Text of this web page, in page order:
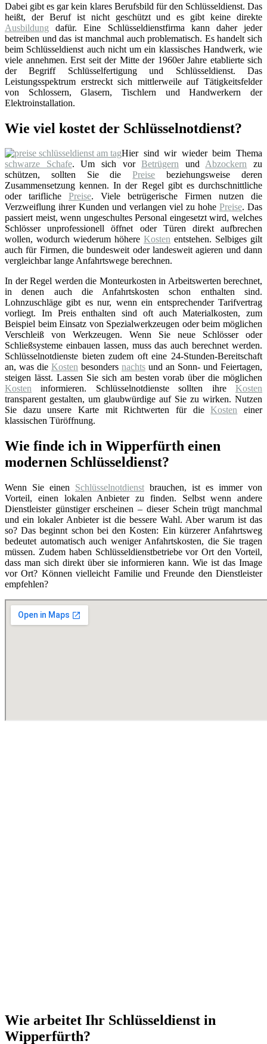
Dabei gibt es gar kein klares Berufsbild für den Schlüsseldienst. Das
heißt, der Beruf ist nicht geschützt und es gibt keine direkte
Ausbildung dafür. Eine Schlüsseldienstfirma kann daher jeder
betreiben und das ist manchmal auch problematisch. Es handelt sich
beim Schlüsseldienst auch nicht um ein klassisches Handwerk, wie
viele annehmen. Erst seit der Mitte der 1960er Jahre etablierte sich
der Begriff Schlüsselfertigung und Schlüsseldienst. Das
Leistungsspektrum erstreckt sich mittlerweile auf Tätigkeitsfelder
von Schlossern, Glasern, Tischlern und Handwerkern der
Elektroinstallation.
Wie viel kostet der Schlüsselnotdienst?
Hier sind wir wieder beim Thema
schwarze Schafe. Um sich vorBetrügern undAbzockern zu
schützen, sollten Sie diePreise beziehungsweise deren
Zusammensetzung kennen. In der Regel gibt es durchschnittliche
oder tarifliche Preise. Viele betrügerische Firmen nutzen die
Verzweiflung ihrer Kunden und verlangen viel zu hohe Preise. Das
passiert meist, wenn ungeschultes Personal eingesetzt wird, welches
Schlösser unprofessionell öffnet oder Türen direkt aufbrechen
wollen, wodurch wiederum höhere Kosten entstehen. Selbiges gilt
auch für Firmen, die bundesweit oder landesweit agieren und dann
vergleichbar lange Anfahrtswege berechnen.
In der Regel werden die Monteurkosten in Arbeitswerten berechnet,
in denen auch die Anfahrtskosten schon enthalten sind.
Lohnzuschläge gibt es nur, wenn ein entsprechender Tarifvertrag
vorliegt. Im Preis enthalten sind oft auch Materialkosten, zum
Beispiel beim Einsatz von Spezialwerkzeugen oder beim möglichen
Verschleiß von Werkzeugen. Wenn Sie neue Schlösser oder
Schließsysteme einbauen lassen, muss das auch berechnet werden.
Schlüsselnotdienste bieten zudem oft eine 24-Stunden-Bereitschaft
an, was die Kosten besonders nachts und an Sonn- und Feiertagen,
steigen lässt. Lassen Sie sich am besten vorab über die möglichen
Kosten informieren. Schlüsselnotdienste sollten ihre Kosten
transparent gestalten, um glaubwürdige auf Sie zu wirken. Nutzen
Sie dazu unsere Karte mit Richtwerten für dieKosten einer
klassischen Türöffnung.
Wie finde ich in Wipperfürth einen
modernen Schlüsseldienst?
Wenn Sie einen Schlüsselnotdienst brauchen, ist es immer von
Vorteil, einen lokalen Anbieter zu finden. Selbst wenn andere
Dienstleister günstiger erscheinen – dieser Schein trügt manchmal
und ein lokaler Anbieter ist die bessere Wahl. Aber warum ist das
so? Das beginnt schon bei den Kosten: Ein kürzerer Anfahrtsweg
bedeutet automatisch auch weniger Anfahrtskosten, die Sie tragen
müssen. Zudem haben Schlüsseldienstbetriebe vor Ort den Vorteil,
dass man sich direkt über sie informieren kann. Wie ist das Image
vor Ort? Können vielleicht Familie und Freunde den Dienstleister
empfehlen?
Wie arbeitet Ihr Schlüsseldienst in
Wipperfürth?